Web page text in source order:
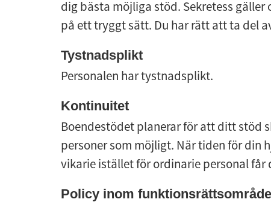
dig bästa möjliga stöd. Sekretess
på ett tryggt sätt. Du har rätt att ta del
Tystnadsplikt
Personalen har tystnadsplikt.
Kontinuitet
Boendestödet planerar för att ditt stöd
personer som möjligt. När tiden för din
vikarie istället för ordinarie personal
Policy inom